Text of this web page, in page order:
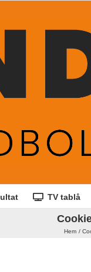
TV tablå
Hem